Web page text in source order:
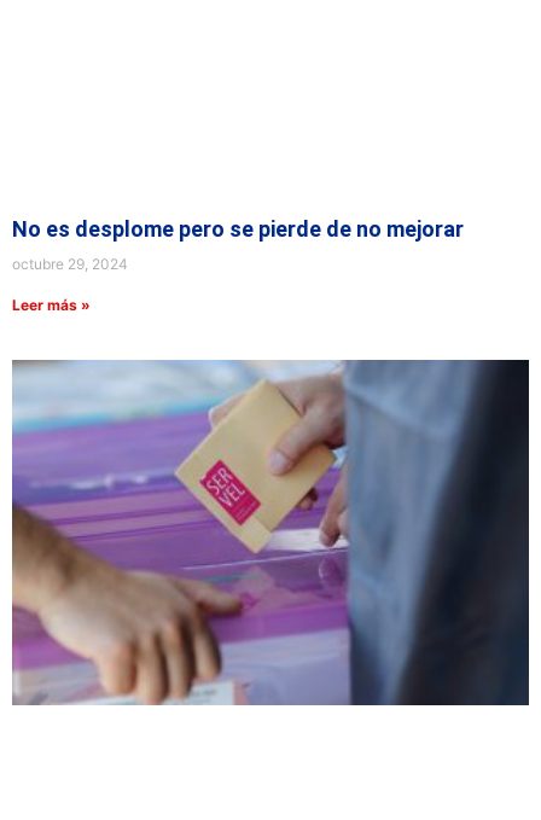
No es desplome pero se pierde de no mejorar
octubre 29, 2024
Leer más »